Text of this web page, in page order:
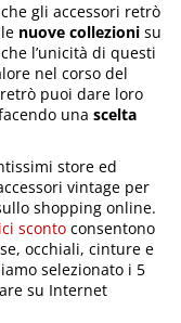
gli accessori retrò
nuove collezionisu
l’unicità di questi
nel corso del
puoi dare loro
unascelta
store ed
vintage per
shopping online.
sconto consentono
occhiali, cinture e
selezionato i 5
su Internet